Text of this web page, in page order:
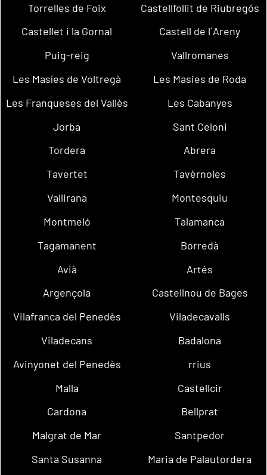
Torrelles de Foix
Castellfollit de Riubregós
Castellet i la Gornal
Castell de l´Areny
Puig-reig
Vallromanes
Les Masíes de Voltregà
Les Masies de Roda
Les Franqueses del Vallès
Les Cabanyes
Jorba
Sant Celoni
Tordera
Abrera
Tavertet
Tavèrnoles
Vallirana
Montesquiu
Montmeló
Talamanca
Tagamanent
Borredà
Avià
Artés
Argençola
Castellnou de Bages
Vilafranca del Penedès
Viladecavalls
Viladecans
Badalona
Avinyonet del Penedès
rrius
Malla
Castellcir
Cardona
Bellprat
Malgrat de Mar
Santpedor
Santa Susanna
Maria de Palautordera